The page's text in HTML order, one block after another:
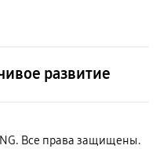
развитие
Все права защищены.